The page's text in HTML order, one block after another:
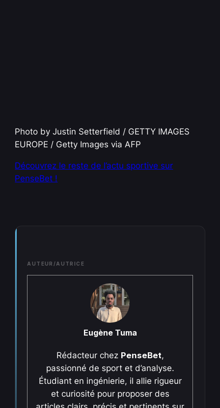
Photo by Justin Setterfield / GETTY IMAGES
EUROPE / Getty Images via AFP
Découvrez le reste de l’actu sportive sur
PenseBet !
AUTEUR/AUTRICE
Eugène Tuma
Rédacteur chez PenseBet,
passionné de sport et d’analyse.
Étudiant en ingénierie, il allie rigueur
et curiosité pour proposer des